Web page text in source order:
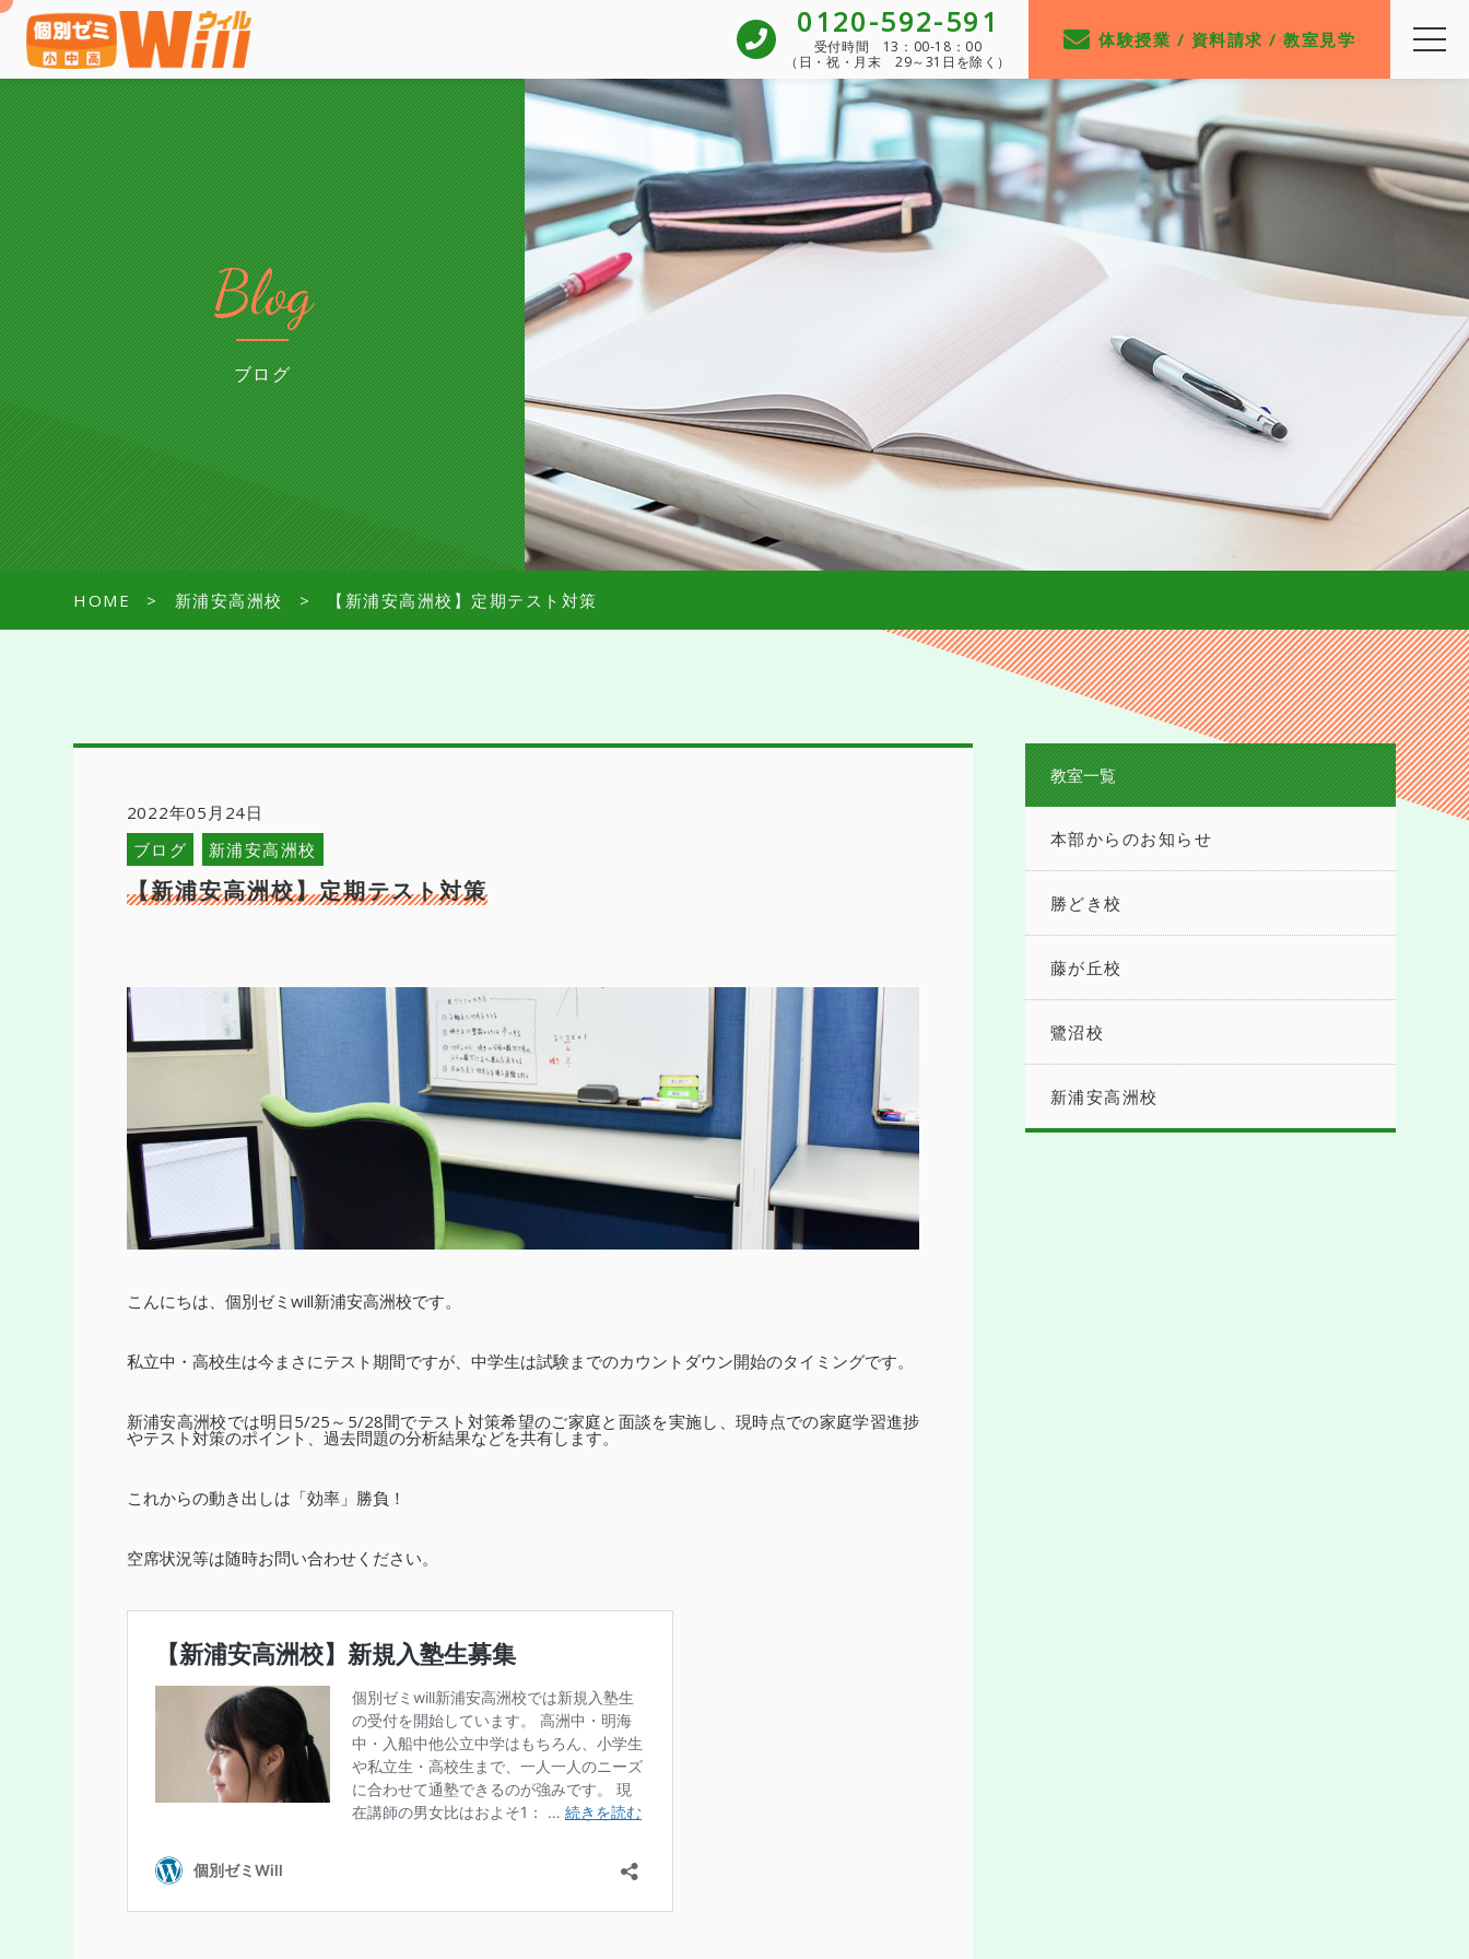
0120-592-591
受付時間 13：00-18：00
（日・祝・月末 29～31日を除く）
体験授業 / 資料請求 / 教室見学
Blog
ブログ
HOME 新浦安高洲校 【新浦安高洲校】定期テスト対策
2022年05月24日
ブログ
新浦安高洲校
【新浦安高洲校】定期テスト対策
こんにちは、個別ゼミwill新浦安高洲校です。
私立中・高校生は今まさにテスト期間ですが、中学生は試験までのカウントダウン開始のタイミングです。
新浦安高洲校では明日5/25～5/28間でテスト対策希望のご家庭と面談を実施し、現時点での家庭学習進捗
やテスト対策のポイント、過去問題の分析結果などを共有します。
これからの動き出しは「効率」勝負！
空席状況等は随時お問い合わせください。
教室一覧
本部からのお知らせ
勝どき校
藤が丘校
鷺沼校
新浦安高洲校